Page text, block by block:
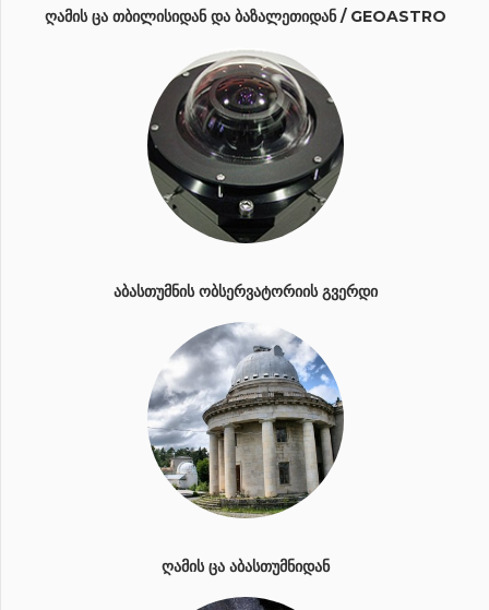
ᲦᲐᲛᲘᲡ ᲪᲐ ᲗᲑᲘᲚᲘᲡᲘᲓᲐᲜ ᲓᲐ ᲑᲐᲖᲐᲚᲔᲗᲘᲓᲐᲜ / GEOASTRO
ᲐᲑᲐᲡᲗᲣᲛᲜᲘᲡ ᲝᲑᲡᲔᲠᲕᲐᲢᲝᲠᲘᲘᲡ ᲒᲕᲔᲠᲓᲘ
ᲦᲐᲛᲘᲡ ᲪᲐ ᲐᲑᲐᲡᲗᲣᲛᲜᲘᲓᲐᲜ